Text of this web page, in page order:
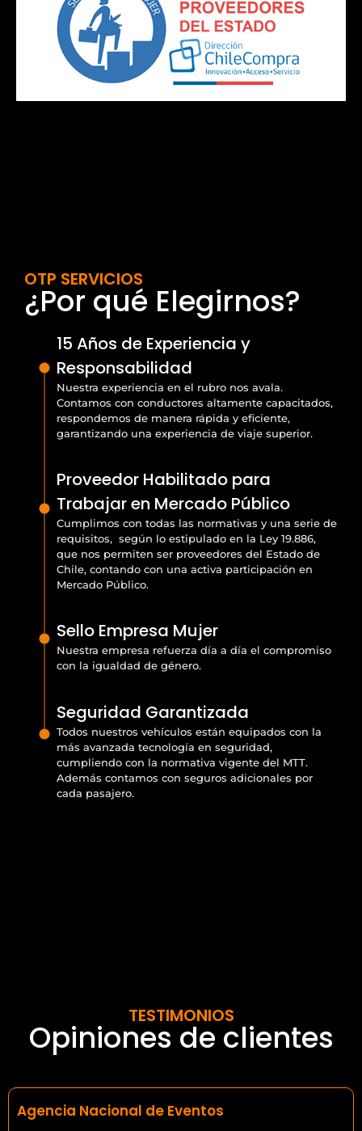
OTP SERVICIOS
¿Por qué Elegirnos?
15 Años de Experiencia y
Responsabilidad
Nuestra experiencia en el rubro nos avala.
Contamos con conductores altamente capacitados,
respondemos de manera rápida y eficiente,
garantizando una experiencia de viaje superior.
Proveedor Habilitado para
Trabajar en Mercado Público
Cumplimos con todas las normativas y una serie de
requisitos, según lo estipulado en la Ley 19.886,
que nos permiten ser proveedores del Estado de
Chile, contando con una activa participación en
Mercado Público.
Sello Empresa Mujer
Nuestra empresa refuerza día a día el compromiso
con la igualdad de género.
Seguridad Garantizada
Todos nuestros vehículos están equipados con la
más avanzada tecnología en seguridad,
cumpliendo con la normativa vigente del MTT.
Además contamos con seguros adicionales por
cada pasajero.
TESTIMONIOS
Opiniones de clientes
Agencia Nacional de Eventos